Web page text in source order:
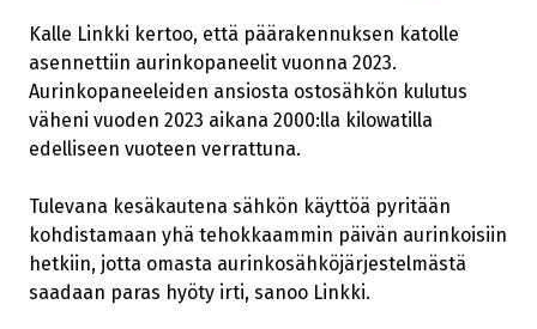
Kalle Linkki kertoo, että päärakennuksen katolle
asennettiin aurinkopaneelit vuonna 2023.
Aurinkopaneeleiden ansiosta ostosähkön kulutus
väheni vuoden 2023 aikana 2000:lla kilowatilla
edelliseen vuoteen verrattuna.
Tulevana kesäkautena sähkön käyttöä pyritään
kohdistamaan yhä tehokkaammin päivän aurinkoisiin
hetkiin, jotta omasta aurinkosähköjärjestelmästä
saadaan paras hyöty irti, sanoo Linkki.